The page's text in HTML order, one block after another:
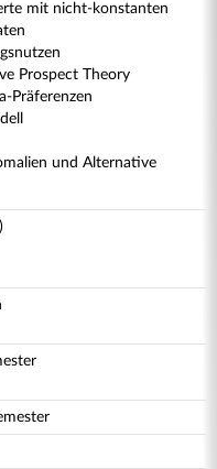
mit nicht-konstanten
Prospect Theory
Präferenzen
und Alternative